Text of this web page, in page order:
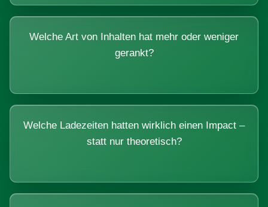
Welche Art von Inhalten hat mehr oder weniger
gerankt?
Welche Ladezeiten hatten wirklich einen Impact –
statt nur theoretisch?